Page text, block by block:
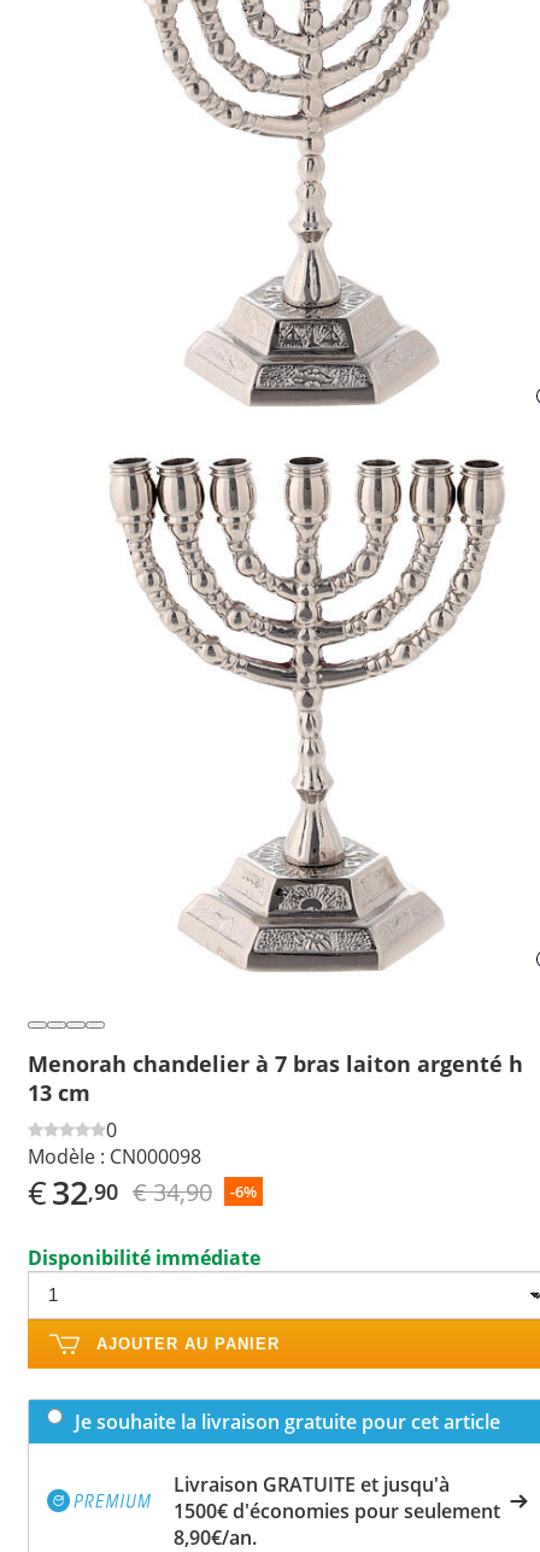
Menorah chandelier à 7 bras laiton argenté h
13 cm
0
Modèle : CN000098
€32,90 € 34,90 -6%
Disponibilité immédiate
AJOUTER AU PANIER
Je souhaite la livraison gratuite pour cet article
Livraison GRATUITE et jusqu'à
1500€ d'économies pour seulement
8,90€/an.